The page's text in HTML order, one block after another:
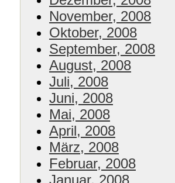
November, 2008
Oktober, 2008
September, 2008
August, 2008
Juli, 2008
Juni, 2008
Mai, 2008
April, 2008
März, 2008
Februar, 2008
Januar, 2008